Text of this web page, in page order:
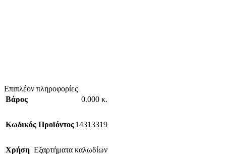
Επιπλέον πληροφορίες
Βάρος
0.000 κ.
Κωδικός Προϊόντος14313319
Χρήση Εξαρτήματα καλωδίων